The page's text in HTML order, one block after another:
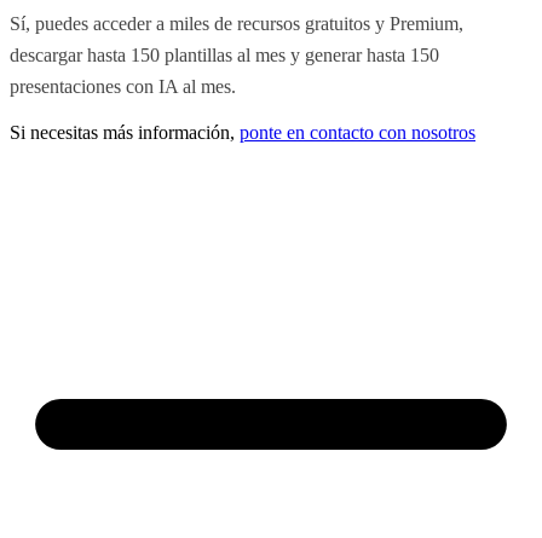
Sí, puedes acceder a miles de recursos gratuitos y Premium,
descargar hasta 150 plantillas al mes y generar hasta 150
presentaciones con IA al mes.
Si necesitas más información, ponte en contacto con nosotros